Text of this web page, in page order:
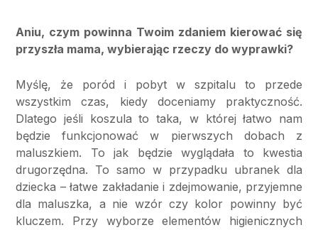
Aniu, czym powinna Twoim zdaniem kierować się
przyszła mama, wybierając rzeczy do wyprawki?
Myślę, że poród i pobyt w szpitalu to przede
wszystkim czas, kiedy doceniamy praktyczność.
Dlatego jeśli koszula to taka, w której łatwo nam
będzie funkcjonować w pierwszych dobach z
maluszkiem. To jak będzie wyglądała to kwestia
drugorzędna. To samo w przypadku ubranek dla
dziecka – łatwe zakładanie i zdejmowanie, przyjemne
dla maluszka, a nie wzór czy kolor powinny być
kluczem. Przy wyborze elementów higienicznych